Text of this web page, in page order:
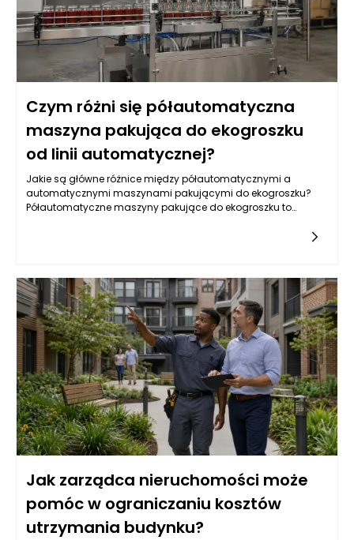
Czym różni się półautomatyczna
maszyna pakująca do ekogroszku
od linii automatycznej?
Jakie są główne różnice między półautomatycznymi a
automatycznymi maszynami pakującymi do ekogroszku?
Półautomatyczne maszyny pakujące do ekogroszku to
Jak zarządca nieruchomości może
pomóc w ograniczaniu kosztów
utrzymania budynku?